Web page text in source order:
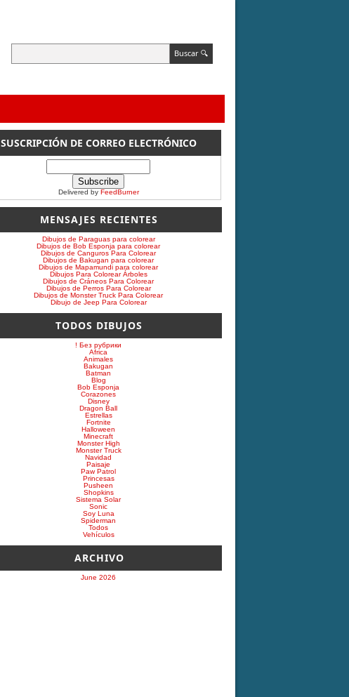
SUSCRIPCIÓN DE CORREO ELECTRÓNICO
Delivered by FeedBurner
MENSAJES RECIENTES
Dibujos de Paraguas para colorear
Dibujos de Bob Esponja para colorear
Dibujos de Canguros Para Colorear
Dibujos de Bakugan para colorear
Dibujos de Mapamundi para colorear
Dibujos Para Colorear Árboles
Dibujos de Cráneos Para Colorear
Dibujos de Perros Para Colorear
Dibujos de Monster Truck Para Colorear
Dibujo de Jeep Para Colorear
TODOS DIBUJOS
! Без рубрики
Africa
Animales
Bakugan
Batman
Blog
Bob Esponja
Corazones
Disney
Dragon Ball
Estrellas
Fortnite
Halloween
Minecraft
Monster High
Monster Truck
Navidad
Paisaje
Paw Patrol
Princesas
Pusheen
Shopkins
Sistema Solar
Sonic
Soy Luna
Spiderman
Todos
Vehículos
ARCHIVO
June 2026